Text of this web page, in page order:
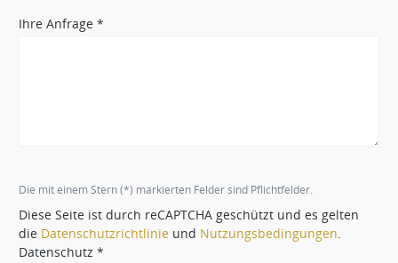
Ihre Anfrage *
Die mit einem Stern (*) markierten Felder sind Pflichtfelder.
Diese Seite ist durch reCAPTCHA geschützt und es gelten
die Datenschutzrichtlinie und Nutzungsbedingungen
Datenschutz *